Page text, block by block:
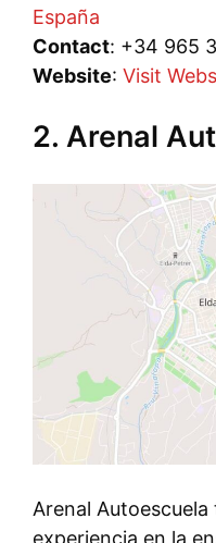
España
Contact: +34 965
Website: Visit
2. Arenal
Arenal